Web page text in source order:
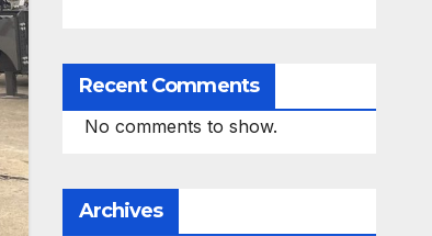
Recent Comments
No comments to show.
Archives